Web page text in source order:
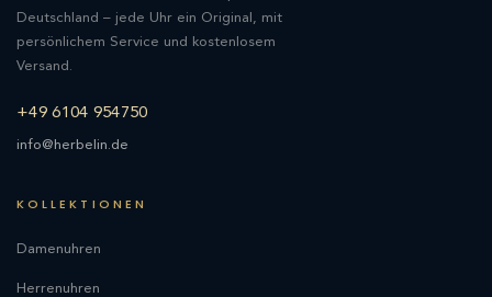
Deutschland – jede Uhr ein Original, mit
persönlichem Service und kostenlosem
Versand.
+49 6104 954750
info@herbelin.de
KOLLEKTIONEN
Damenuhren
Herrenuhren